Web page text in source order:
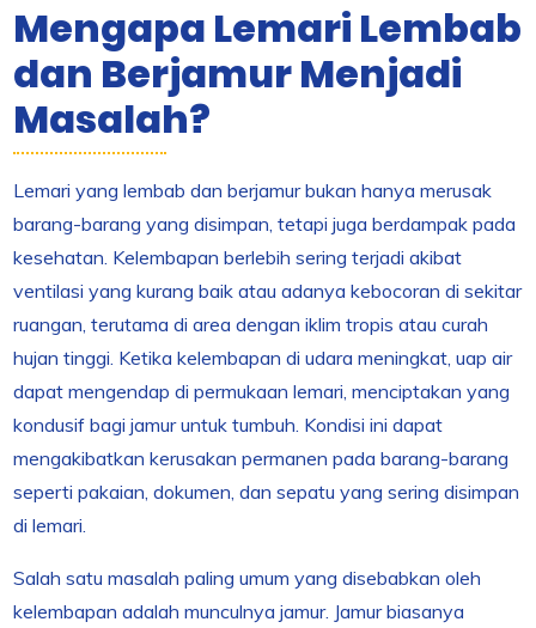
Mengapa Lemari Lembab
dan Berjamur Menjadi
Masalah?
Lemari yang lembab dan berjamur bukan hanya merusak
barang-barang yang disimpan, tetapi juga berdampak pada
kesehatan. Kelembapan berlebih sering terjadi akibat
ventilasi yang kurang baik atau adanya kebocoran di sekitar
ruangan, terutama di area dengan iklim tropis atau curah
hujan tinggi. Ketika kelembapan di udara meningkat, uap air
dapat mengendap di permukaan lemari, menciptakan yang
kondusif bagi jamur untuk tumbuh. Kondisi ini dapat
mengakibatkan kerusakan permanen pada barang-barang
seperti pakaian, dokumen, dan sepatu yang sering disimpan
di lemari.
Salah satu masalah paling umum yang disebabkan oleh
kelembapan adalah munculnya jamur. Jamur biasanya